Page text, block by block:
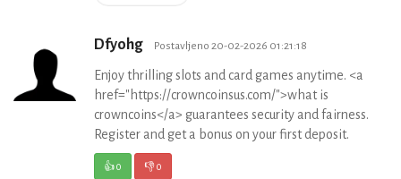
Dfyohg Postavljeno 20-02-2026 01:21:18
Enjoy thrilling slots and card games anytime. <a
href="https://crowncoinsus.com/">what is
crowncoins</a> guarantees security and fairness.
Register and get a bonus on your first deposit.
👍0 👎0